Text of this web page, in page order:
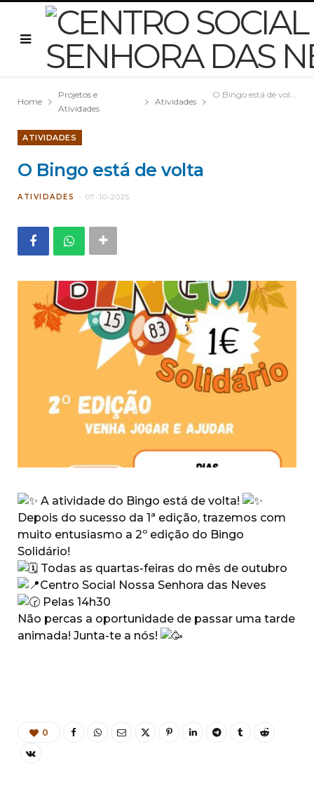
Home
Projetos e
Atividades
Atividades
O Bingo está de volta
ATIVIDADES
O Bingo está de volta
ATIVIDADES 07-10-2025
A atividade do Bingo está de volta!
Depois do sucesso da 1ª edição, trazemos com
muito entusiasmo a 2º edição do Bingo
Solidário!
Todas as quartas-feiras do mês de outubro
Centro Social Nossa Senhora das Neves
Pelas 14h30
Não percas a oportunidade de passar uma tarde
animada! Junta-te a nós!
0